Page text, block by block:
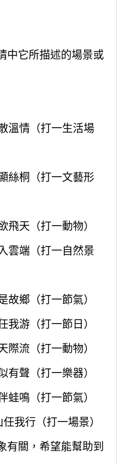
中它所描述的場景或
溫情（打一生活場
絲桐（打一文藝形
飛天（打一動物）
雲端（打一自然景
故鄉（打一節氣）
我游（打一節日）
際流（打一動物）
有聲（打一樂器）
蛙鳴（打一節氣）
我行（打一場景）
有關，希望能幫助到